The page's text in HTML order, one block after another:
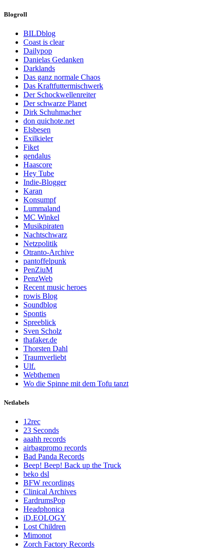
Blogroll
BILDblog
Coast is clear
Dailypop
Danielas Gedanken
Darklands
Das ganz normale Chaos
Das Kraftfuttermischwerk
Der Schockwellenreiter
Der schwarze Planet
Dirk Schuhmacher
don quichote.net
Elsbesen
Exilkieler
Fiket
gendalus
Haascore
Hey Tube
Indie-Blogger
Karan
Konsumpf
Lummaland
MC Winkel
Musikpiraten
Nachtschwarz
Netzpolitik
Otranto-Archive
pantoffelpunk
PenZiuM
PenzWeb
Recent music heroes
rowis Blog
Soundblog
Spontis
Spreeblick
Sven Scholz
thafaker.de
Thorsten Dahl
Traumverliebt
Ulf.
Webthemen
Wo die Spinne mit dem Tofu tanzt
Netlabels
12rec
23 Seconds
aaahh records
airbagpromo records
Bad Panda Records
Beep! Beep! Back up the Truck
beko dsl
BFW recordings
Clinical Archives
EardrumsPop
Headphonica
iD.EOLOGY
Lost Children
Mimonot
Zorch Factory Records